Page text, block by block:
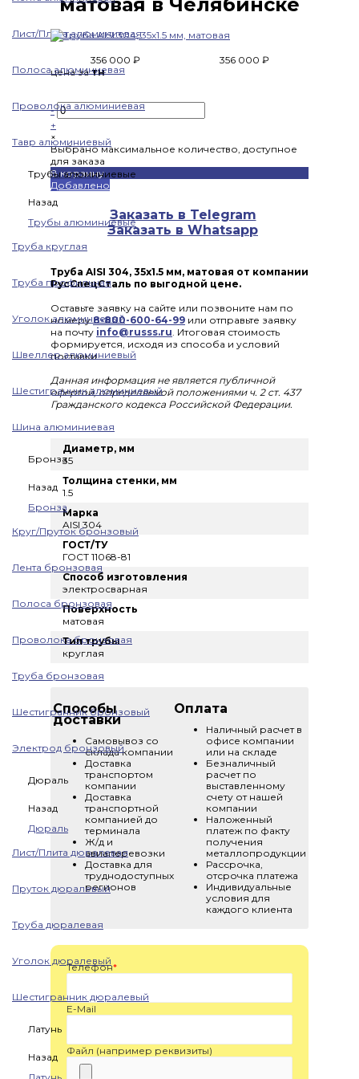
Лист/Плита алюминиевая
Полоса алюминиевая
Проволока алюминиевая
Тавр алюминиевый
Трубы алюминиевые
Назад
Трубы алюминиевые
Труба круглая
Труба профильная
Уголок алюминиевый
Швеллер алюминиевый
Шестигранник алюминиевый
Шина алюминиевая
Бронза
Назад
Бронза
Круг/Пруток бронзовый
Лента бронзовая
Полоса бронзовая
Проволока бронзовая
Труба бронзовая
Шестигранник бронзовый
Электрод бронзовый
Дюраль
Назад
Дюраль
Лист/Плита дюралевая
Пруток дюралевый
Труба дюралевая
Уголок дюралевый
Шестигранник дюралевый
Латунь
Назад
356 000 ₽
356 000 ₽
цена затн
-
+
×
Выбрано максимальное количество, доступное
для заказа
В корзину
Добавлено
Заказать в Telegram
Заказать в Whatsapp
Труба AISI 304, 35х1.5 мм, матовая от компании
РусСпецСталь по выгодной цене.
Оставьте заявку на сайте или позвоните нам по
номеру8-800-600-64-99 или отправьте заявку
на почту info@russs.ru. Итоговая стоимость
формируется, исходя из способа и условий
поставки.
Данная информация не является публичной
офертой, определяемой положениями ч. 2 ст. 437
Гражданского кодекса Российской Федерации.
Диаметр, мм
35
Толщина стенки, мм
1.5
Марка
AISI 304
ГОСТ/ТУ
ГОСТ 11068-81
Способ изготовления
электросварная
Поверхность
матовая
Тип трубы
круглая
Способы
доставки
Самовывоз со
склада компании
Доставка
транспортом
компании
Доставка
транспортной
компанией до
терминала
Ж/д и
авиаперевозки
Доставка для
труднодоступных
регионов
Оплата
Наличный расчет в
офисе компании
или на складе
Безналичный
расчет по
выставленному
счету от нашей
компании
Наложенный
платеж по факту
получения
металлопродукции
Рассрочка,
отсрочка платежа
Индивидуальные
условия для
каждого клиента
Телефон*
E-Mail
Файл (например реквизиты)